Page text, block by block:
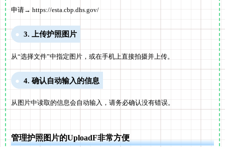
申请→ https://esta.cbp.dhs.gov/
3. 上传护照图片
从“选择文件”中指定图片，或在手机上直接拍摄并上传。
4. 确认自动输入的信息
从图片中读取的信息会自动输入，请务必确认没有错误。
管理护照图片的UploadF非常方便